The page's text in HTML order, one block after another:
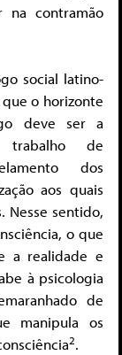
na contramão
social latino-
o horizonte
deve ser a
trabalho de
dos
aos quais
Nesse sentido,
o que
a realidade e
à psicologia
de
manipula os
2.